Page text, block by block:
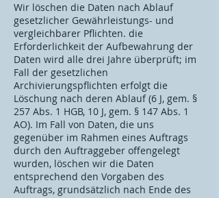
Wir löschen die Daten nach Ablauf
gesetzlicher Gewährleistungs- und
vergleichbarer Pflichten. die
Erforderlichkeit der Aufbewahrung der
Daten wird alle drei Jahre überprüft; im
Fall der gesetzlichen
Archivierungspflichten erfolgt die
Löschung nach deren Ablauf (6 J, gem. §
257 Abs. 1 HGB, 10 J, gem. § 147 Abs. 1
AO). Im Fall von Daten, die uns
gegenüber im Rahmen eines Auftrags
durch den Auftraggeber offengelegt
wurden, löschen wir die Daten
entsprechend den Vorgaben des
Auftrags, grundsätzlich nach Ende des